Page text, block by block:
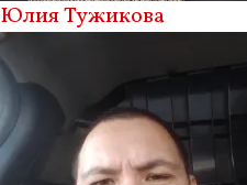
Юлия Тужикова